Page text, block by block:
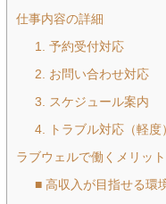
仕事内容の詳細
1. 予約受付対応
2. お問い合わせ対応
3. スケジュール案内
4. トラブル対応（軽度）
ラブウェルで働くメリット
■ 高収入が目指せる環